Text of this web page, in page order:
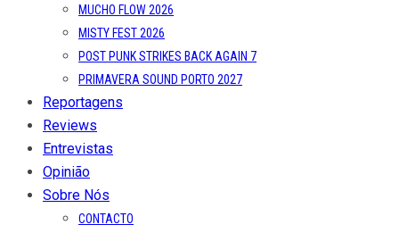
MUCHO FLOW 2026
MISTY FEST 2026
POST PUNK STRIKES BACK AGAIN 7
PRIMAVERA SOUND PORTO 2027
Reportagens
Reviews
Entrevistas
Opinião
Sobre Nós
CONTACTO